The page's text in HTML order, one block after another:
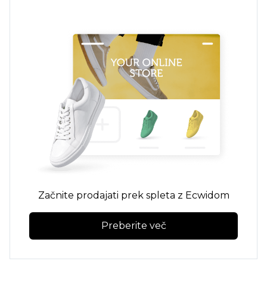
Začnite prodajati prek spleta z Ecwidom
Preberite več